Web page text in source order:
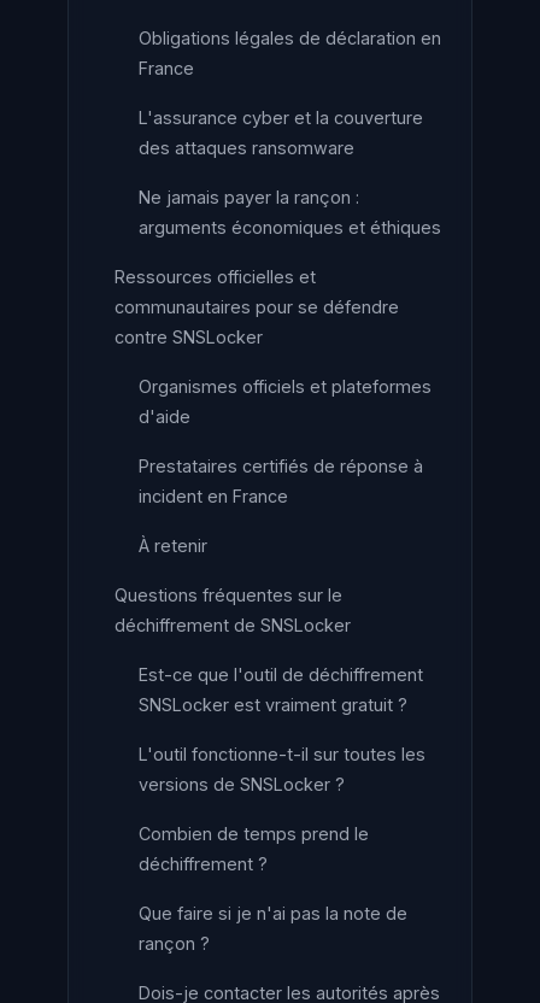
Obligations légales de déclaration en
France
L'assurance cyber et la couverture
des attaques ransomware
Ne jamais payer la rançon :
arguments économiques et éthiques
Ressources officielles et
communautaires pour se défendre
contre SNSLocker
Organismes officiels et plateformes
d'aide
Prestataires certifiés de réponse à
incident en France
À retenir
Questions fréquentes sur le
déchiffrement de SNSLocker
Est-ce que l'outil de déchiffrement
SNSLocker est vraiment gratuit ?
L'outil fonctionne-t-il sur toutes les
versions de SNSLocker ?
Combien de temps prend le
déchiffrement ?
Que faire si je n'ai pas la note de
rançon ?
Dois-je contacter les autorités après